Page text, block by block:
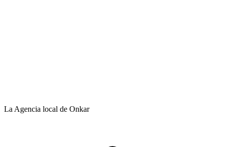
La Agencia local de Onkar